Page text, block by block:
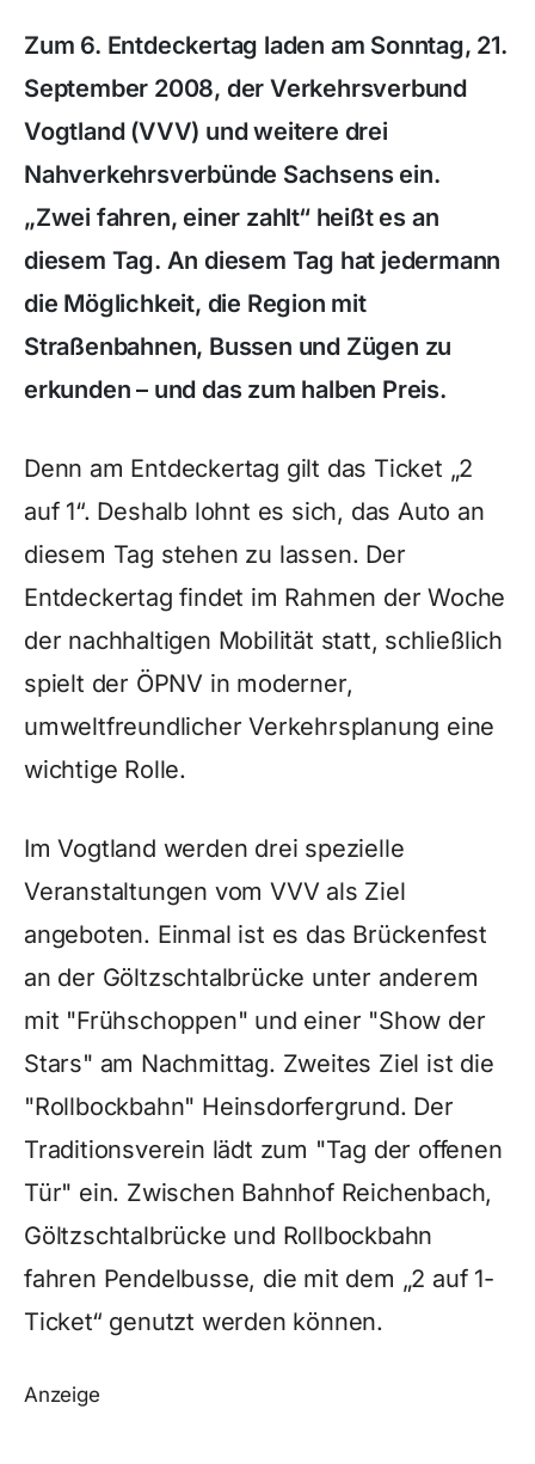
Zum 6. Entdeckertag laden am Sonntag, 21.
September 2008, der Verkehrsverbund
Vogtland (VVV) und weitere drei
Nahverkehrsverbünde Sachsens ein.
„Zwei fahren, einer zahlt“ heißt es an
diesem Tag. An diesem Tag hat jedermann
die Möglichkeit, die Region mit
Straßenbahnen, Bussen und Zügen zu
erkunden – und das zum halben Preis.
Denn am Entdeckertag gilt das Ticket „2
auf 1“. Deshalb lohnt es sich, das Auto an
diesem Tag stehen zu lassen. Der
Entdeckertag findet im Rahmen der Woche
der nachhaltigen Mobilität statt, schließlich
spielt der ÖPNV in moderner,
umweltfreundlicher Verkehrsplanung eine
wichtige Rolle.
Im Vogtland werden drei spezielle
Veranstaltungen vom VVV als Ziel
angeboten. Einmal ist es das Brückenfest
an der Göltzschtalbrücke unter anderem
mit "Frühschoppen" und einer "Show der
Stars" am Nachmittag. Zweites Ziel ist die
"Rollbockbahn" Heinsdorfergrund. Der
Traditionsverein lädt zum "Tag der offenen
Tür" ein. Zwischen Bahnhof Reichenbach,
Göltzschtalbrücke und Rollbockbahn
fahren Pendelbusse, die mit dem „2 auf 1-
Ticket“ genutzt werden können.
Anzeige